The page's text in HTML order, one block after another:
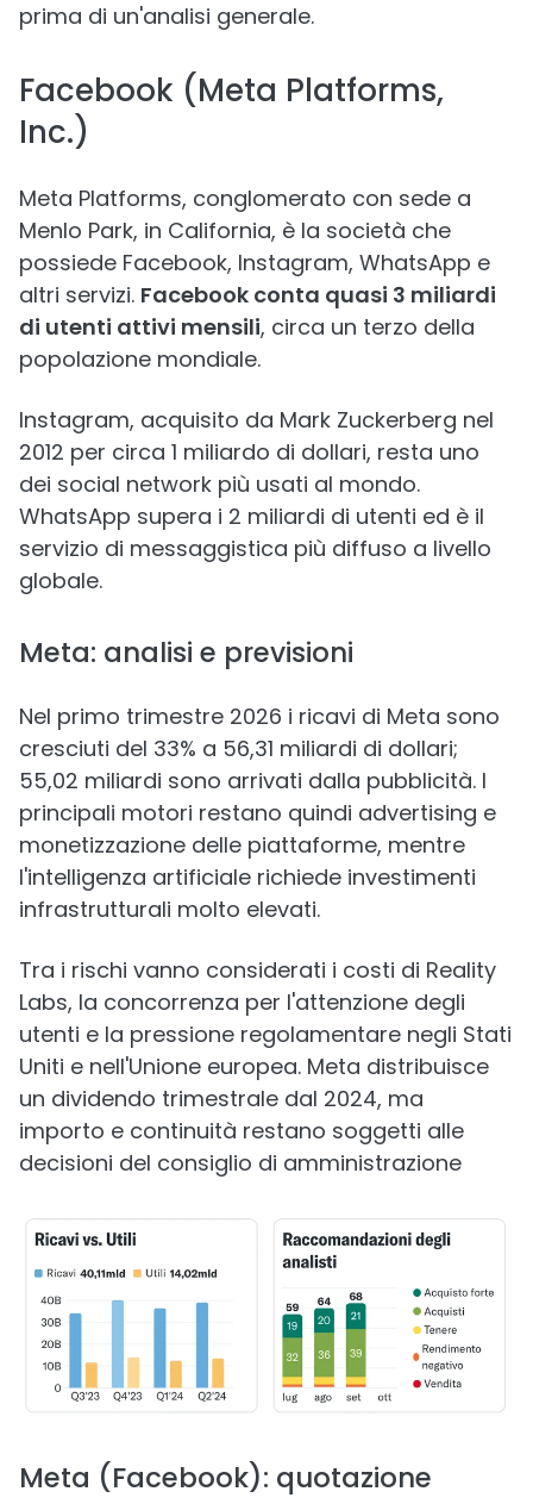
prima di un'analisi generale.
Facebook (Meta Platforms,
Inc.)
Meta Platforms, conglomerato con sede a
Menlo Park, in California, è la società che
possiede Facebook, Instagram, WhatsApp e
altri servizi. Facebook conta quasi 3 miliardi
di utenti attivi mensili, circa un terzo della
popolazione mondiale.
Instagram, acquisito da Mark Zuckerberg nel
2012 per circa 1 miliardo di dollari, resta uno
dei social network più usati al mondo.
WhatsApp supera i 2 miliardi di utenti ed è il
servizio di messaggistica più diffuso a livello
globale.
Meta: analisi e previsioni
Nel primo trimestre 2026 i ricavi di Meta sono
cresciuti del 33% a 56,31 miliardi di dollari;
55,02 miliardi sono arrivati dalla pubblicità. I
principali motori restano quindi advertising e
monetizzazione delle piattaforme, mentre
l'intelligenza artificiale richiede investimenti
infrastrutturali molto elevati.
Tra i rischi vanno considerati i costi di Reality
Labs, la concorrenza per l'attenzione degli
utenti e la pressione regolamentare negli Stati
Uniti e nell'Unione europea. Meta distribuisce
un dividendo trimestrale dal 2024, ma
importo e continuità restano soggetti alle
decisioni del consiglio di amministrazione
Meta (Facebook): quotazione